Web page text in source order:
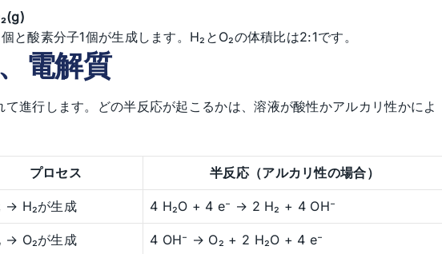
と酸素分子1個が生成します。H₂とO₂の体積比は2:1です。
電解質
進行します。どの半反応が起こるかは、溶液が酸性かアルカリ性かによ
プロセス 半反応（アルカリ性の場合）
→ H₂が生成 4 H₂O + 4 e⁻ → 2 H₂ + 4 OH⁻
→ O₂が生成 4 OH⁻ → O₂ + 2 H₂O + 4 e⁻